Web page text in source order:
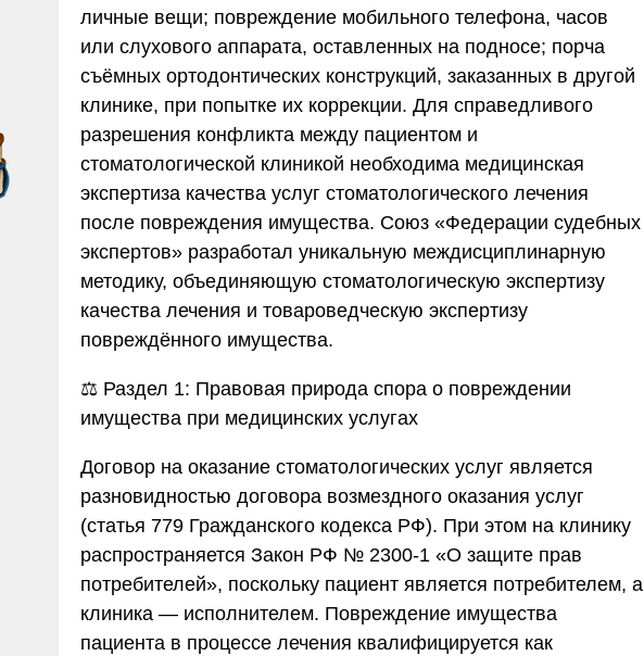
личные вещи; повреждение мобильного телефона, часов
или слухового аппарата, оставленных на подносе; порча
съёмных ортодонтических конструкций, заказанных в другой
клинике, при попытке их коррекции. Для справедливого
разрешения конфликта между пациентом и
стоматологической клиникой необходима медицинская
экспертиза качества услуг стоматологического лечения
после повреждения имущества. Союз «Федерации судебных
экспертов» разработал уникальную междисциплинарную
методику, объединяющую стоматологическую экспертизу
качества лечения и товароведческую экспертизу
повреждённого имущества.
⚖️ Раздел 1: Правовая природа спора о повреждении
имущества при медицинских услугах
Договор на оказание стоматологических услуг является
разновидностью договора возмездного оказания услуг
(статья 779 Гражданского кодекса РФ). При этом на клинику
распространяется Закон РФ № 2300-1 «О защите прав
потребителей», поскольку пациент является потребителем, а
клиника — исполнителем. Повреждение имущества
пациента в процессе лечения квалифицируется как